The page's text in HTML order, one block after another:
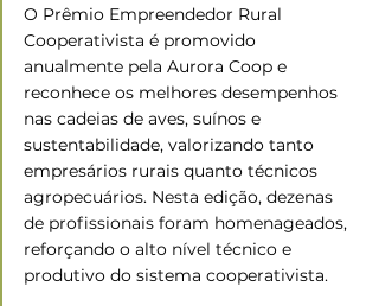
O Prêmio Empreendedor Rural
Cooperativista é promovido
anualmente pela Aurora Coop e
reconhece os melhores desempenhos
nas cadeias de aves, suínos e
sustentabilidade, valorizando tanto
empresários rurais quanto técnicos
agropecuários. Nesta edição, dezenas
de profissionais foram homenageados,
reforçando o alto nível técnico e
produtivo do sistema cooperativista.